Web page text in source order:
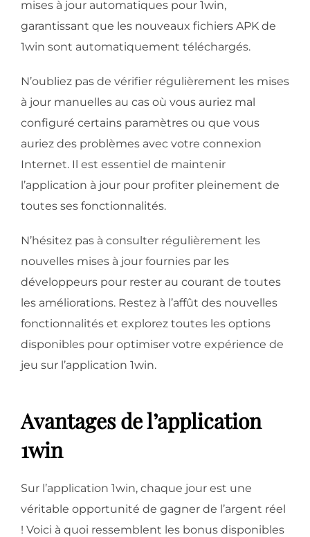
mises à jour automatiques pour 1win,
garantissant que les nouveaux fichiers APK de
1win sont automatiquement téléchargés.
N’oubliez pas de vérifier régulièrement les mises
à jour manuelles au cas où vous auriez mal
configuré certains paramètres ou que vous
auriez des problèmes avec votre connexion
Internet. Il est essentiel de maintenir
l’application à jour pour profiter pleinement de
toutes ses fonctionnalités.
N’hésitez pas à consulter régulièrement les
nouvelles mises à jour fournies par les
développeurs pour rester au courant de toutes
les améliorations. Restez à l’affût des nouvelles
fonctionnalités et explorez toutes les options
disponibles pour optimiser votre expérience de
jeu sur l’application 1win.
Avantages de l’application
1win
Sur l’application 1win, chaque jour est une
véritable opportunité de gagner de l’argent réel
! Voici à quoi ressemblent les bonus disponibles